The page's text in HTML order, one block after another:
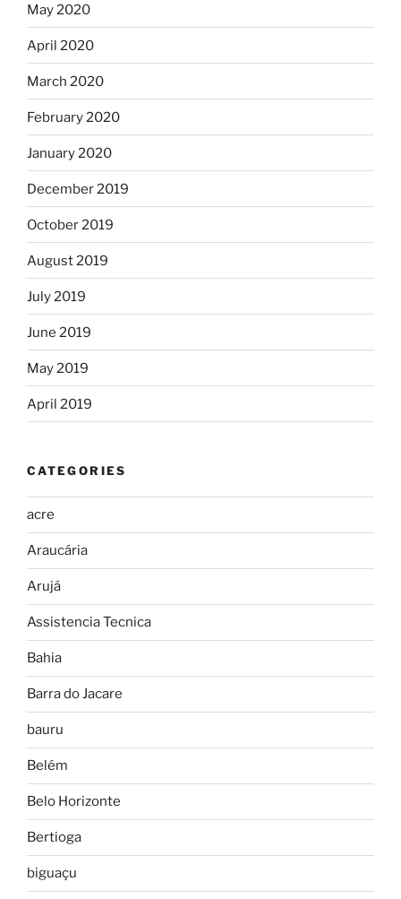
May 2020
April 2020
March 2020
February 2020
January 2020
December 2019
October 2019
August 2019
July 2019
June 2019
May 2019
April 2019
CATEGORIES
acre
Araucária
Arujá
Assistencia Tecnica
Bahia
Barra do Jacare
bauru
Belém
Belo Horizonte
Bertioga
biguaçu